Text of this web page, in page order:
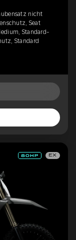
nicht
Seat
Standard-
Standard
EX